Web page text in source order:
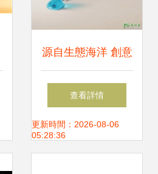
源自生態海洋 創意
藥品海報設計的生
態隱喻與設計實戰
查看詳情
更新時間：2026-08-06
05:28:36